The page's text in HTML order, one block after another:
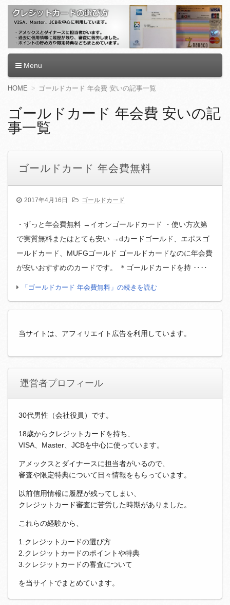
クレジットカードの選び方
クレジットカード,クレジットカード ランキング,クレジットカ
ード 審査,クレジットカード 還元率,クレジットカードおすす
め,クレジットカード 学生,クレジットカード 作り方,クレジッ
トカード 限度額
Menu
コ
テ
ン
ツ
HOME ゴールドカード 年会費 安いの記事一覧
ゴールドカード 年会費 安いの記
事一覧
ゴールドカード 年会費無料
2017年4月16日 ゴールドカード
・ずっと年会費無料 →イオンゴールドカード ・使い方次第
で実質無料またはとても安い →dカードゴールド、エポスゴ
ールドカード、MUFGゴールド ゴールドカードなのに年会費
が安いおすすめのカードです。 ＊ゴールドカードを持 ‥‥
「ゴールドカード 年会費無料」の続きを読む
当サイトは、アフィリエイト広告を利用しています。
運営者プロフィール
30代男性（会社役員）です。
18歳からクレジットカードを持ち、
VISA、Master、JCBを中心に使っています。
アメックスとダイナースに担当者がいるので、
審査や限定特典について日々情報をもらっています。
以前信用情報に履歴が残ってしまい、
クレジットカード審査に苦労した時期がありました。
これらの経験から、
1.クレジットカードの選び方
2.クレジットカードのポイントや特典
3.クレジットカードの審査について
を当サイトでまとめています。